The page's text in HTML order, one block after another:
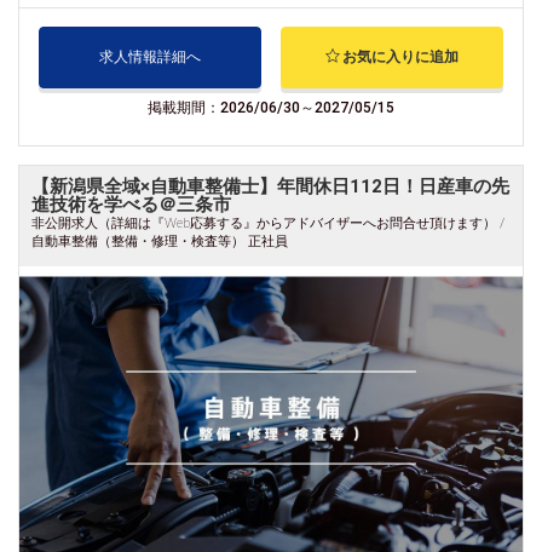
求人情報詳細へ お気に入りに追加
掲載期間：2026/06/30～2027/05/15
【新潟県全域×自動車整備士】年間休日112日！日産車の先
進技術を学べる＠三条市
非公開求人（詳細は『Web応募する』からアドバイザーへお問合せ頂けます） /
自動車整備（整備・修理・検査等） 正社員